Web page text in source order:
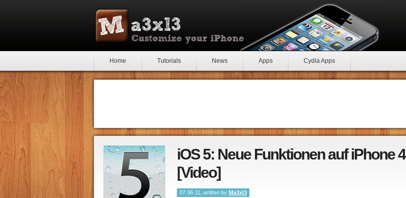
Home Tutorials News Apps Cydia Apps
iOS 5: Neue Funktionen auf iPhone 4
[Video]
07.06.11, written by Ma3xl3